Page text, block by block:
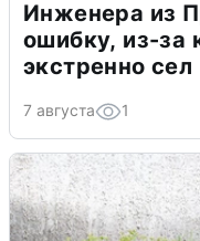
Инженера из
ошибку, из-за
экстренно сел
7 августа 1